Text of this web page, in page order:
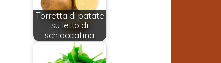
Torretta di patate
su letto di
schiacciatina